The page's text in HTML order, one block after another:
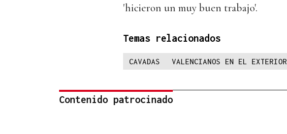
'hicieron un muy buen trabajo'.
Temas relacionados
CAVADAS VALENCIANOS EN EL EXTERIOR
Contenido patrocinado